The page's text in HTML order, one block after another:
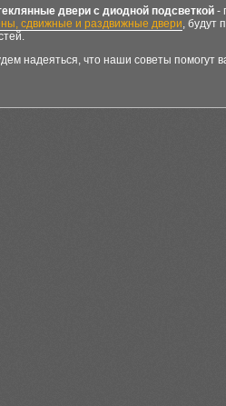
двери с диодной подсветкой -
сдвижные и раздвижные двери, будут
надеяться, что наши советы помогут